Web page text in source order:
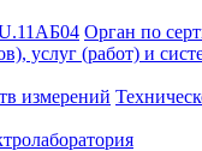
Орган по
услуг (работ) и
измерений